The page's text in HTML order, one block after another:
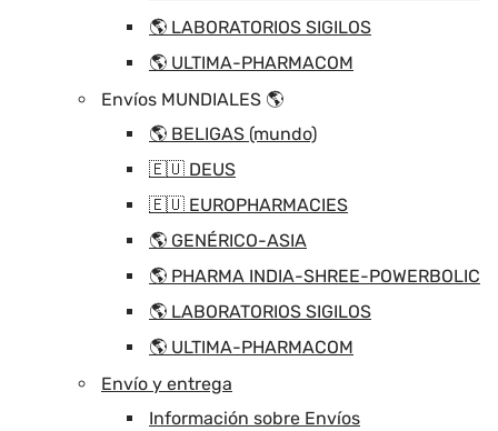
🌎 LABORATORIOS SIGILOS
🌎 ULTIMA-PHARMACOM
Envíos MUNDIALES 🌎
🌎 BELIGAS (mundo)
🇪🇺 DEUS
🇪🇺 EUROPHARMACIES
🌎 GENÉRICO-ASIA
🌎 PHARMA INDIA-SHREE-POWERBOLIC
🌎 LABORATORIOS SIGILOS
🌎 ULTIMA-PHARMACOM
Envío y entrega
Información sobre Envíos